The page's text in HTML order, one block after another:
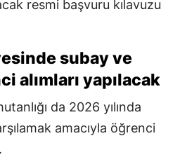
resmi başvuru kılavuzu
subay ve
alımları yapılacak
da 2026 yılında
amacıyla öğrenci